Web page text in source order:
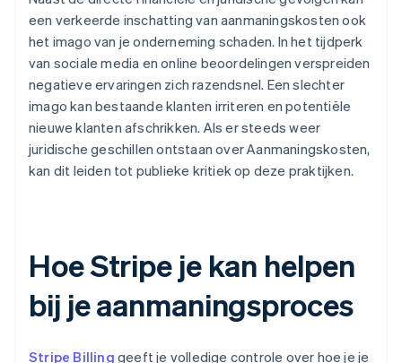
een verkeerde inschatting van aanmaningskosten ook
het imago van je onderneming schaden. In het tijdperk
van sociale media en online beoordelingen verspreiden
negatieve ervaringen zich razendsnel. Een slechter
imago kan bestaande klanten irriteren en potentiële
nieuwe klanten afschrikken. Als er steeds weer
juridische geschillen ontstaan over Aanmaningskosten,
kan dit leiden tot publieke kritiek op deze praktijken.
Hoe Stripe je kan helpen
bij je aanmaningsproces
Stripe Billing geeft je volledige controle over hoe je je